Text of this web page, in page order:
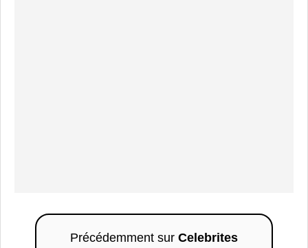
Précédemment sur Celebrites